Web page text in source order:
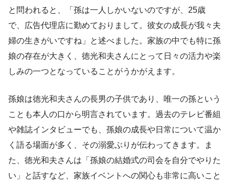
と問われると、「孫は一人しかいないのですが、25歳
で、広告代理店に勤めておりまして。彼女の成長が我々夫
婦の生きがいですね」と述べました。家族の中でも特に孫
娘の存在が大きく、徳光和夫さんにとって日々の活力や楽
しみの一つとなっていることがうかがえます。
孫娘は徳光和夫さんの長男の子供であり、唯一の孫という
ことも本人の口から明言されています。過去のテレビ番組
や雑誌インタビューでも、孫娘の成長や日常について温か
く語る場面が多く、その溺愛ぶりが伝わってきます。ま
た、徳光和夫さんは「孫娘の結婚式の司会を自分でやりた
い」と話すなど、家族イベントへの関心も非常に高いこと